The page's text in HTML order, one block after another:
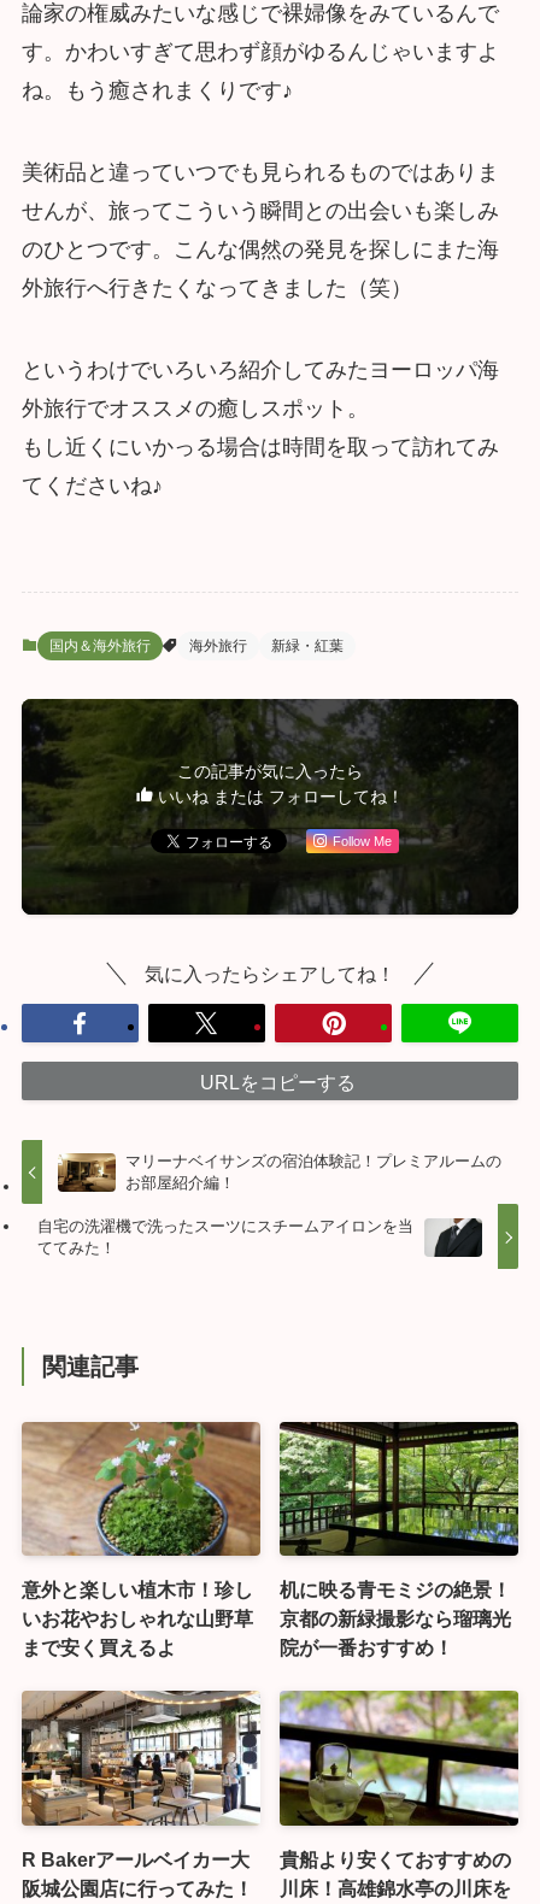
論家の権威みたいな感じで裸婦像をみているんで
す。かわいすぎて思わず顔がゆるんじゃいますよ
ね。もう癒されまくりです♪
美術品と違っていつでも見られるものではありま
せんが、旅ってこういう瞬間との出会いも楽しみ
のひとつです。こんな偶然の発見を探しにまた海
外旅行へ行きたくなってきました（笑）
というわけでいろいろ紹介してみたヨーロッパ海
外旅行でオススメの癒しスポット。
もし近くにいかっる場合は時間を取って訪れてみ
てくださいね♪
国内＆海外旅行 海外旅行 新緑・紅葉
この記事が気に入ったら
いいね または フォローしてね！
Follow Me
気に入ったらシェアしてね！
URLをコピーする
マリーナベイサンズの宿泊体験記！プレミアルームの
お部屋紹介編！
自宅の洗濯機で洗ったスーツにスチームアイロンを当
ててみた！
関連記事
意外と楽しい植木市！珍し
いお花やおしゃれな山野草
まで安く買えるよ
机に映る青モミジの絶景！
京都の新緑撮影なら瑠璃光
院が一番おすすめ！
R Bakerアールベイカー大
阪城公園店に行ってみた！
貴船より安くておすすめの
川床！高雄錦水亭の川床を